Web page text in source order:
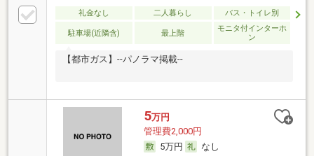
礼金なし 二人暮らし バス・トイレ別
駐車場(近隣含) 最上階
モニタ付インターホ
ン
【都市ガス】--パノラマ掲載--
5万円
管理費2,000円
5万円
なし